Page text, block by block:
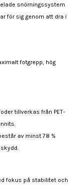
snörningssystem
för sig genom att dra i
fotgrepp, hög
tillverkas från PET-
av minst 78 %
fokus på stabilitet och